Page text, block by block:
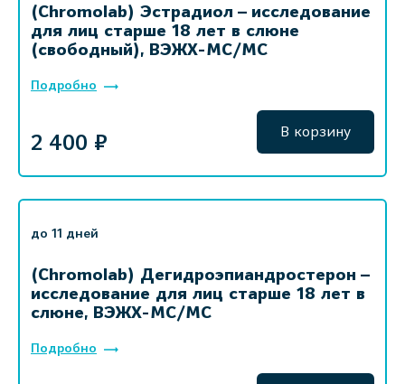
(Chromolab) Эстрадиол – исследование
для лиц старше 18 лет в слюне
(свободный), ВЭЖХ-МС/МС
Подробно
2 400 ₽ В корзину
до 11 дней
(Chromolab) Дегидроэпиандростерон –
исследование для лиц старше 18 лет в
слюне, ВЭЖХ-МС/МС
Подробно